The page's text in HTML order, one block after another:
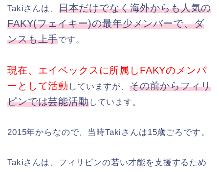
Takiさんは、 日本だけでなく海外からも人気の
FAKY(フェイキー)の最年少メンバーで、ダ
ンスも上手です。
現在、エイベックスに所属しFAKYのメンバ
ーとして活動 していますが、 その前からフィリ
ピンでは芸能活動しています。
2015年からなので、当時Takiさんは15歳ごろです。
Takiさんは、フィリピンの若い才能を支援するため